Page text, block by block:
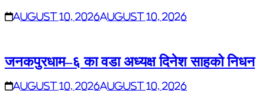
August 10, 2026August 10, 2026
जनकपुरधाम–६ का वडा अध्यक्ष दिनेश साहको निधन
August 10, 2026August 10, 2026